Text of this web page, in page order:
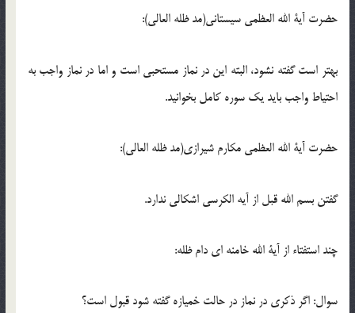
حضرت آیة الله العظمی سیستانی(مد ظله العالی):
بهتر است گفته نشود، البته این در نماز مستحبی است و اما در نماز واجب به
احتیاط واجب باید یک سوره کامل بخوانید.
حضرت آیة الله العظمی مکارم شیرازی(مد ظله العالی):
گفتن بسم الله قبل از آیه الکرسی اشکالی ندارد.
چند استفتاء از آیة الله خامنه ای دام ظله:
سوال: اگر ذكرى در نماز در حالت خمیازه گفته شود قبول است؟